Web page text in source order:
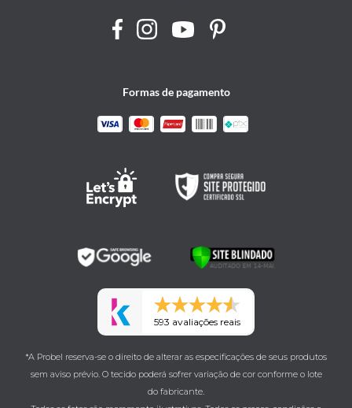
Formas de pagamento
593 avaliações reais
*A Probel reserva-se o direito de alterar as especificações de seus produtos
sem aviso prévio. O tecido poderá sofrer variação de cor conforme o lote
do fabricante.